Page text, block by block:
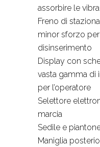
assorbire le
Freno di
minor sforzo
disinserimento
Display con
vasta gamma di
per l’operatore
Selettore
marcia
Sedile e
Maniglia